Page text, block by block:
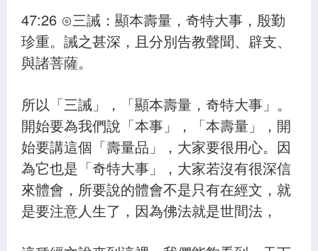
47:26 ⊙三誡：顯本壽量，奇特大事，殷勤
珍重。誡之甚深，且分別告教聲聞、辟支、
與諸菩薩。
所以「三誡」，「顯本壽量，奇特大事」。
開始要為我們說「本事」，「本壽量」，開
始要講這個「壽量品」，大家要很用心。因
為它也是「奇特大事」，大家若沒有很深信
來體會，所要說的體會不是只有在經文，就
是要注意人生了，因為佛法就是世間法，